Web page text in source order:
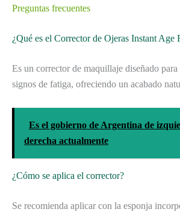
Preguntas frecuentes
¿Qué es el Corrector de Ojeras Instant Age
Es un corrector de maquillaje diseñado
signos de fatiga, ofreciendo un acabado
Es el gobierno de Argentina de
derecha actualmente
¿Cómo se aplica el corrector?
Se recomienda aplicar con la esponja